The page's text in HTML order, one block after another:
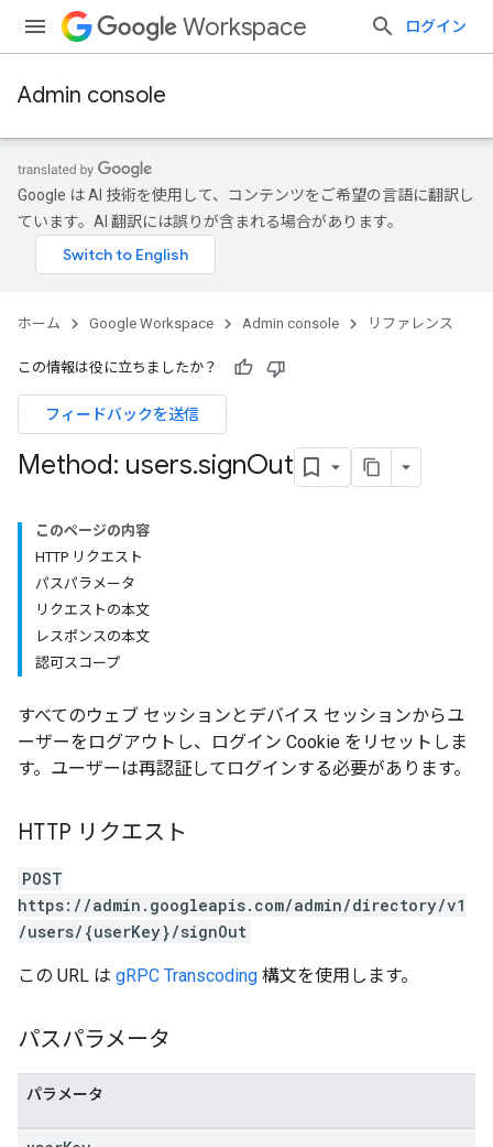
Workspace ログイン
Admin console
Google は AI 技術を使用して、コンテンツをご希望の言語に翻訳し
ています。AI 翻訳には誤りが含まれる場合があります。
ホーム Google Workspace Admin console リファレンス
この情報は役に立ちましたか？
フィードバックを送信
Method: users.signOut
このページの内容
HTTP リクエスト
パスパラメータ
リクエストの本文
レスポンスの本文
認可スコープ
すべてのウェブ セッションとデバイス セッションからユ
ーザーをログアウトし、ログイン Cookie をリセットしま
す。ユーザーは再認証してログインする必要があります。
HTTP リクエスト
POST
https://admin.googleapis.com/admin/directory/v1
/users/{userKey}/signOut
この URL は gRPC Transcoding 構文を使用します。
パスパラメータ
パラメータ